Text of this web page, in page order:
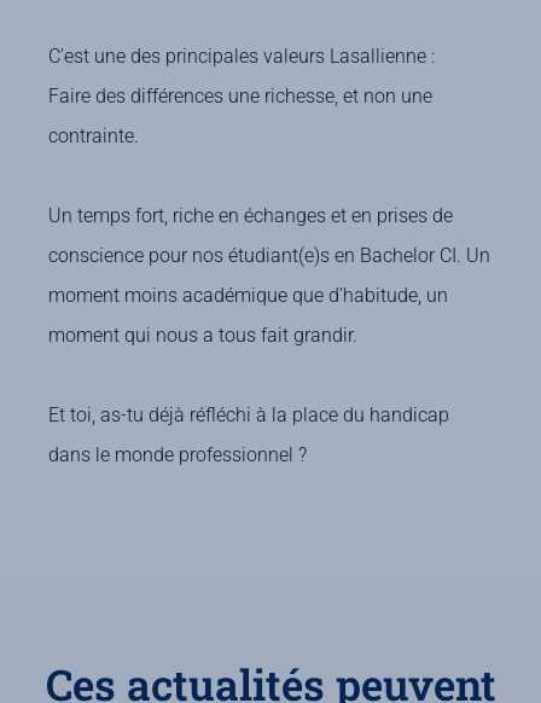
C’est une des principales valeurs Lasallienne :
Faire des différences une richesse, et non une
contrainte.
Un temps fort, riche en échanges et en prises de
conscience pour nos étudiant(e)s en Bachelor CI. Un
moment moins académique que d’habitude, un
moment qui nous a tous fait grandir.
Et toi, as-tu déjà réfléchi à la place du handicap
dans le monde professionnel ?
Ces actualités peuvent